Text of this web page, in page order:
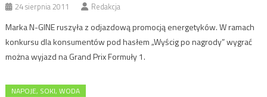
24 sierpnia 2011 Redakcja
Marka N-GINE ruszyła z odjazdową promocją energetyków. W ramach
konkursu dla konsumentów pod hasłem „Wyścig po nagrody” wygrać
można wyjazd na Grand Prix Formuły 1.
NAPOJE, SOKI, WODA